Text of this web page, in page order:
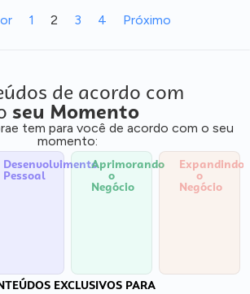
1 2 3 4 Próximo
de acordo com
seu Momento
tem para você de acordo com o seu
momento:
Desenvolvimento
Pessoal
Aprimorando
o
Negócio
Expandindo
o
Negócio
EXCLUSIVOS PARA